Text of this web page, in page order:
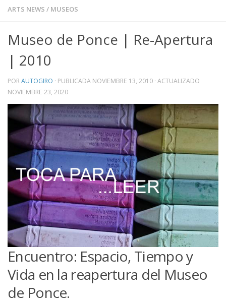
ARTS NEWS / MUSEOS
Museo de Ponce | Re-Apertura
| 2010
PORAUTOGIRO · PUBLICADA NOVIEMBRE 13, 2010 · ACTUALIZADO
NOVIEMBRE 23, 2020
Encuentro: Espacio, Tiempo y
Vida en la reapertura del Museo
de Ponce.